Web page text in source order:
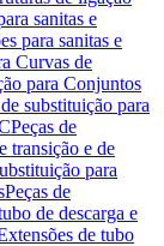
sanitas e
para sanitas e
Curvas de
para Conjuntos
substituição para
Peças de
transição e de
para
Peças de
de descarga e
de tubo